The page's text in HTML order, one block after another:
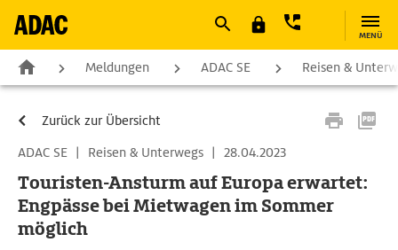
MENÜ
Meldungen ADAC SE Reisen &
Zurück zur Übersicht
ADAC SE | Reisen & Unterwegs | 28.04.2023
Touristen-Ansturm auf Europa erwartet:
Engpässe bei Mietwagen im Sommer
möglich